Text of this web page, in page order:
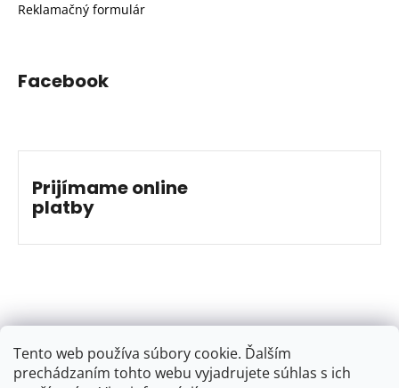
Tento web používa súbory cookie. Ďalším
prechádzaním tohto webu vyjadrujete súhlas s ich
Reklamačný formulár
Facebook
Prijímame online
platby